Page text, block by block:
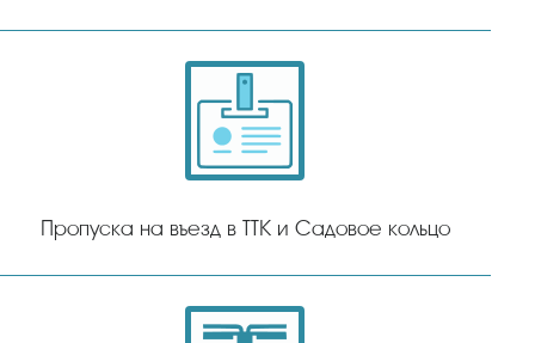
Пропуска на въезд в ТТК и Садовое кольцо